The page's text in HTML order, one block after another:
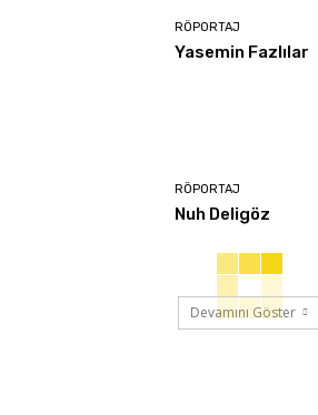
RÖPORTAJ
Yasemin Fazlılar
RÖPORTAJ
Nuh Deligöz
Devamını Göster